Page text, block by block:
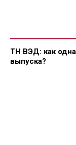
ТН ВЭД: как
выпуска?